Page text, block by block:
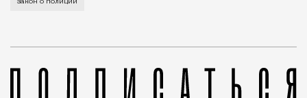
закон о полиции